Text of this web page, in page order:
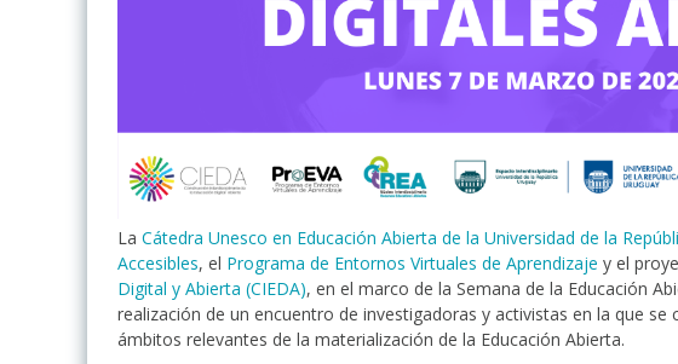
La Cátedra Unesco en Educación Abierta de la Universidad de la
Accesibles, el Programa de Entornos Virtuales de Aprendizaje y el
Digital y Abierta (CIEDA), en el marco de la Semana de la Educación
realización de un encuentro de investigadoras y activistas en la que
ámbitos relevantes de la materialización de la Educación Abierta.